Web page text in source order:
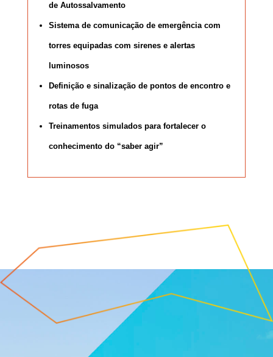
de Autossalvamento
Sistema de comunicação de emergência com
torres equipadas com sirenes e alertas
luminosos
Definição e sinalização de pontos de encontro e
rotas de fuga
Treinamentos simulados para fortalecer o
conhecimento do “saber agir”